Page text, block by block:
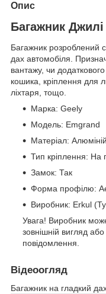
Опис
Багажник
Багажник розроблений
дах автомобіля.
вантажу, чи
кошика, кріплення для
ліхтаря, тощо.
Марка: Geely
Модель: Emgrand
Матеріал: Алюміній
Тип кріплення: На
Замок: Так
Форма профілю:
Виробник: Erkul
Увага! Виробник
зовнішній вигляд
повідомлення.
Відеоогляд
Багажник на гладкий